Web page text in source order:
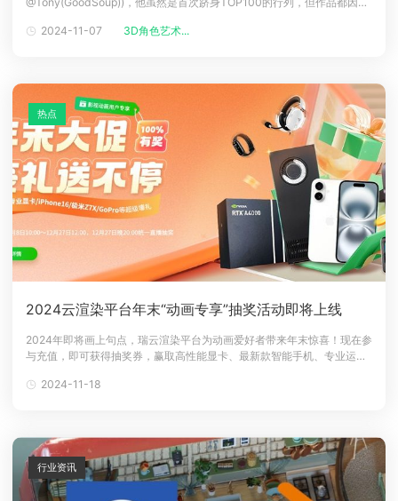
TonyTony佬目前就读于被誉为设计界的哈佛的美国罗德岛设计学院，还
2024-11-07 3D角色艺术...
2024云渲染平台年末“动画专享”抽奖活动即将上线
2024年即将画上句点，瑞云渲染平台为动画爱好者带来年末惊喜！现在参
与充值，即可获得抽奖券，赢取高性能显卡、最新款智能手机、专业运动
吧！活动入口&rarr;2024瑞云影视动画年终充值活动活动时间：2024年
2024-11-18
热点
行业资讯